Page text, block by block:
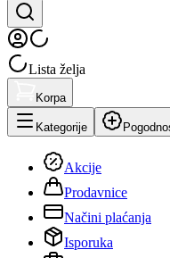
Lista želja
Korpa
Kategorije
Akcije
Prodavnice
Načini plaćanja
Isporuka